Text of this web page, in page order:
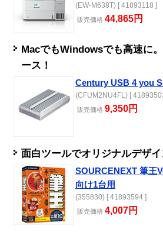
(EW-M638T) [ 41893118 ]
販売価格 44,865円
MacでもWindowsでも高速に
ース！
Century USB 4 you
(CFUM2NU4FL) [
販売価格 9,350円
面白ツールでオリジナルデザ
SOURCENEXT 筆王
向け1台用
(355830) [ 41893594 ]
販売価格 4,007円